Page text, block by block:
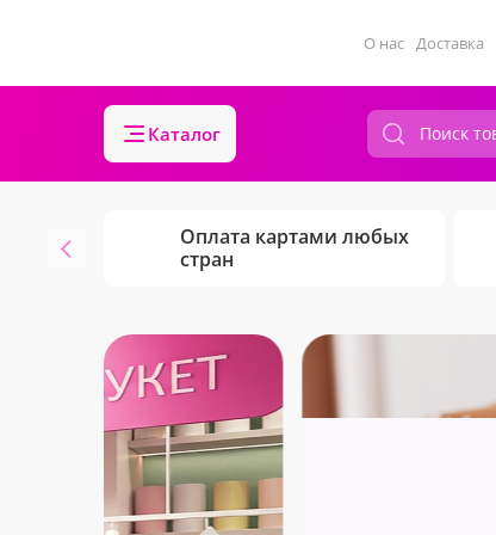
О нас Доставка
Каталог
Оплата картами любых
стран